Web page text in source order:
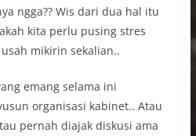
ngga?? Wis dari dua hal itu
kita perlu pusing stres
mikirin sekalian..
emang selama ini
organisasi kabinet.. Atau
pernah diajak diskusi ama